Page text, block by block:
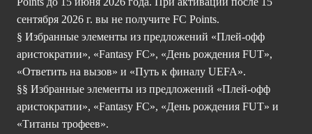
сентября 2026 г. вы не получите FC Points.
§ Избранные элементы из предложений «Плей-офф
аристократии», «Fantasy FC», «День рождения FUT»,
«Ответить на вызов» и «Путь к финалу UEFA».
§§ Избранные элементы из предложений «Плей-офф
аристократии», «Fantasy FC», «День рождения FUT» и
«Титаны трофеев».